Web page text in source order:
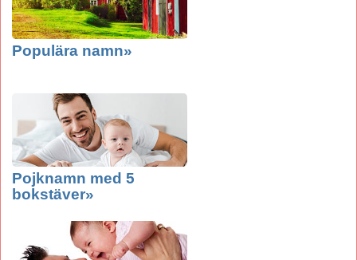
Populära namn»
Pojknamn med 5
bokstäver»